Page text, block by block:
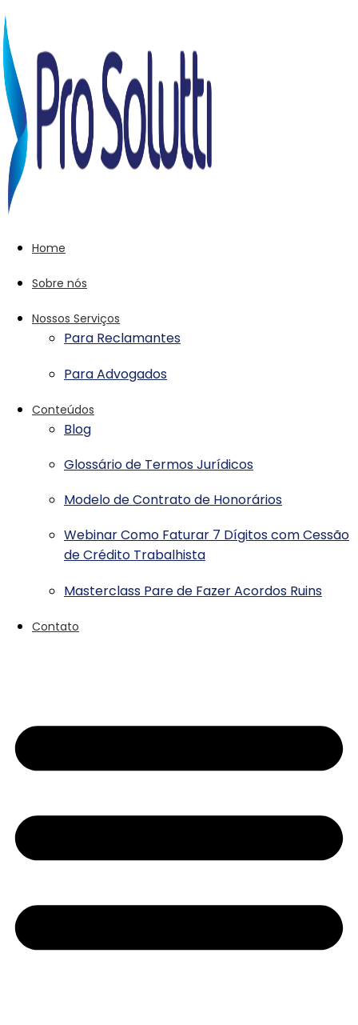
Home
Sobre nós
Nossos Serviços
Para Reclamantes
Para Advogados
Conteúdos
Blog
Glossário de Termos Jurídicos
Modelo de Contrato de Honorários
Webinar Como Faturar 7 Dígitos com Cessão
de Crédito Trabalhista
Masterclass Pare de Fazer Acordos Ruins
Contato